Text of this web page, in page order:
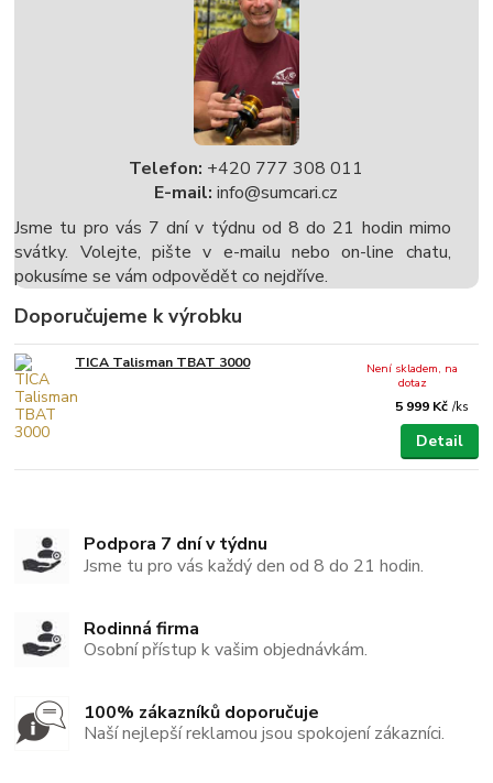
Telefon: +420 777 308 011
E-mail: info@sumcari.cz
Jsme tu pro vás 7 dní v týdnu od 8 do 21 hodin mimo
svátky. Volejte, pište v e-mailu nebo on-line chatu,
pokusíme se vám odpovědět co nejdříve.
Doporučujeme k výrobku
TICA Talisman TBAT 3000
5 999 Kč /ks
Není skladem, na
dotaz
Detail
Podpora 7 dní v týdnu
Jsme tu pro vás každý den od 8 do 21 hodin.
Rodinná firma
Osobní přístup k vašim objednávkám.
100% zákazníků doporučuje
Naší nejlepší reklamou jsou spokojení zákazníci.